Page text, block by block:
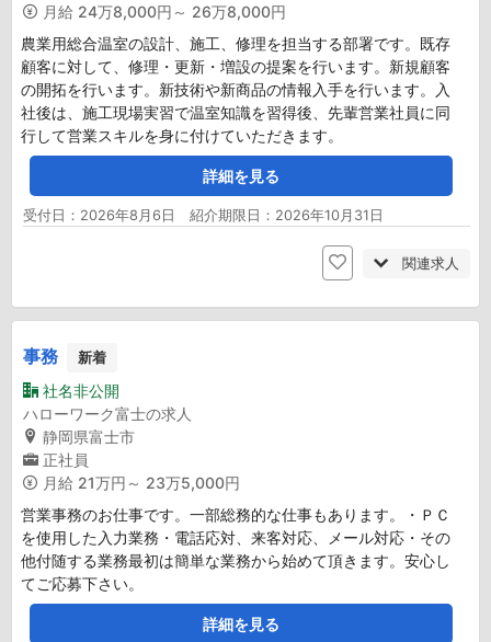
月給 24万8,000円～ 26万8,000円
農業用総合温室の設計、施工、修理を担当する部署です。既存
顧客に対して、修理・更新・増設の提案を行います。新規顧客
の開拓を行います。新技術や新商品の情報入手を行います。入
社後は、施工現場実習で温室知識を習得後、先輩営業社員に同
行して営業スキルを身に付けていただきます。
詳細を見る
受付日：2026年8月6日 紹介期限日：2026年10月31日
関連求人
事務 新着
社名非公開
ハローワーク富士の求人
静岡県富士市
正社員
月給 21万円～ 23万5,000円
営業事務のお仕事です。一部総務的な仕事もあります。・ＰＣ
を使用した入力業務・電話応対、来客対応、メール対応・その
他付随する業務最初は簡単な業務から始めて頂きます。安心し
てご応募下さい。
詳細を見る